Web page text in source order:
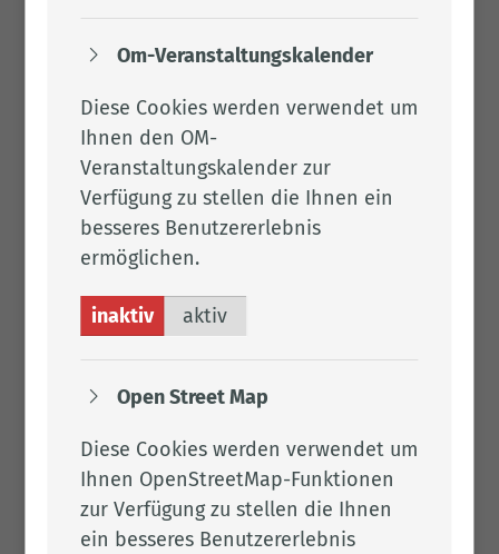
Fax: 04471 15 337
Per E-Mail kontaktieren
Frau Men­sing
Tel.:04471 15 751
Per E-Mail kontaktieren
Frau Pen­ning
Tel.:
04471 15 314
Om-Veranstaltungskalender
Diese Cookies werden verwendet um
Ihnen den OM-
Veranstaltungskalender zur
Verfügung zu stellen die Ihnen ein
besseres Benutzererlebnis
ermöglichen.
inaktiv aktiv
Open Street Map
Diese Cookies werden verwendet um
Ihnen OpenStreetMap-Funktionen
zur Verfügung zu stellen die Ihnen
ein besseres Benutzererlebnis